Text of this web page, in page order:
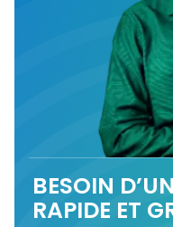
BESOIN
RAPIDE ET